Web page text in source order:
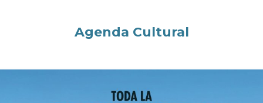
Agenda Cultural